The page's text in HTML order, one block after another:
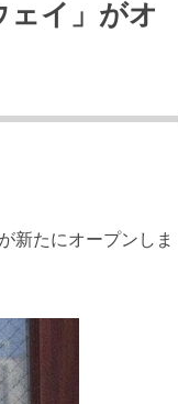
ェイ」がオ
新たにオープンしま